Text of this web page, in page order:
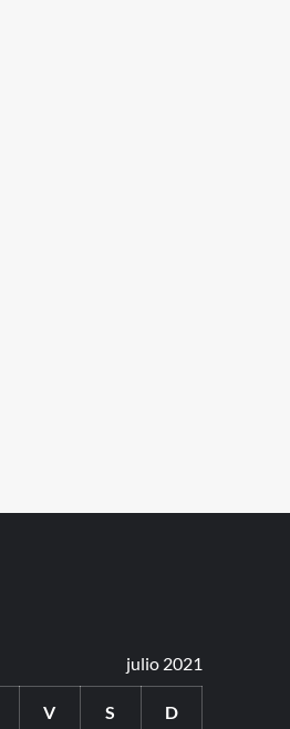
julio 2021
V S D